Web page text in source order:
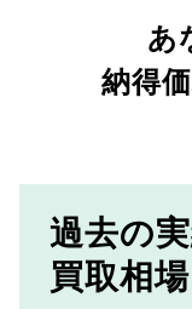
あ
納得
過去の
買取相